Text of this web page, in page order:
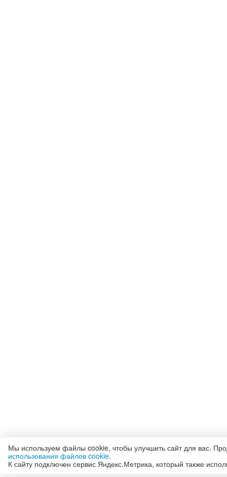
Мы используем файлы cookie, чтобы улучшить сайт для вас.
использования файлов cookie.
К сайту подключен сервис Яндекс.Метрика, который также